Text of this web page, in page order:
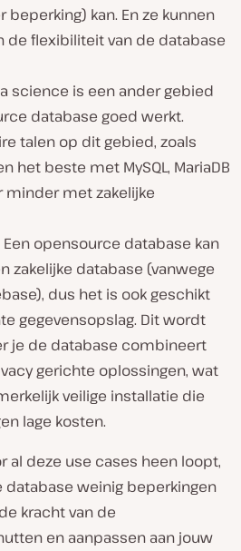
beperking) kan. En ze kunnen
de flexibiliteit van de database
science is een ander gebied
database goed werkt.
talen op dit gebied, zoals
het beste met MySQL, MariaDB
minder met zakelijke
Een opensource database kan
zakelijke database (vanwege
dus het is ook geschikt
gegevensopslag. Dit wordt
je de database combineert
gerichte oplossingen, wat
veilige installatie die
lage kosten.
al deze use cases heen loopt,
weinig beperkingen
kracht van de
en aanpassen aan jouw